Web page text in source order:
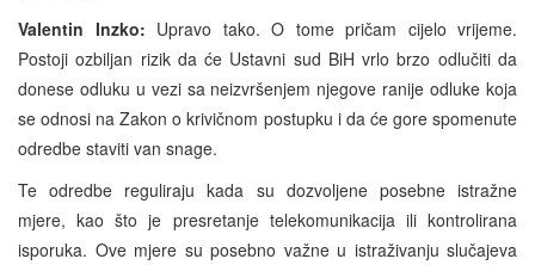
Valentin Inzko: Upravo tako. O tome pričam cijelo vrijeme.
Postoji ozbiljan rizik da će Ustavni sud BiH vrlo brzo odlučiti da
donese odluku u vezi sa neizvršenjem njegove ranije odluke koja
se odnosi na Zakon o krivičnom postupku i da će gore spomenute
odredbe staviti van snage.
Te odredbe reguliraju kada su dozvoljene posebne istražne
mjere, kao što je presretanje telekomunikacija ili kontrolirana
isporuka. Ove mjere su posebno važne u istraživanju slučajeva